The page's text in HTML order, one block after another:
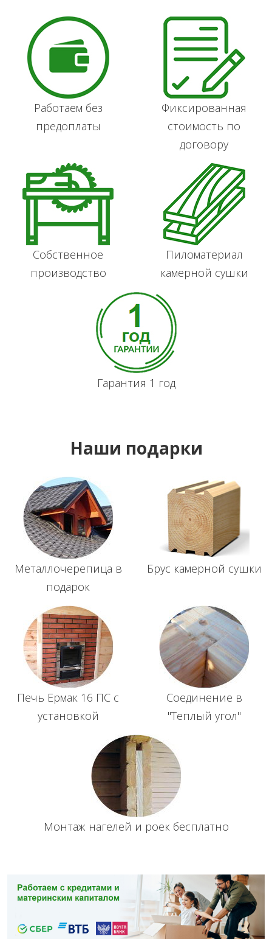
Работаем без
предоплаты
Фиксированная
стоимость по
договору
Собственное
производство
Пиломатериал
камерной сушки
Гарантия 1 год
Наши подарки
Металлочерепица в
подарок
Брус камерной сушки
Печь Ермак 16 ПС с
установкой
Соединение в
"Теплый угол"
Монтаж нагелей и роек бесплатно